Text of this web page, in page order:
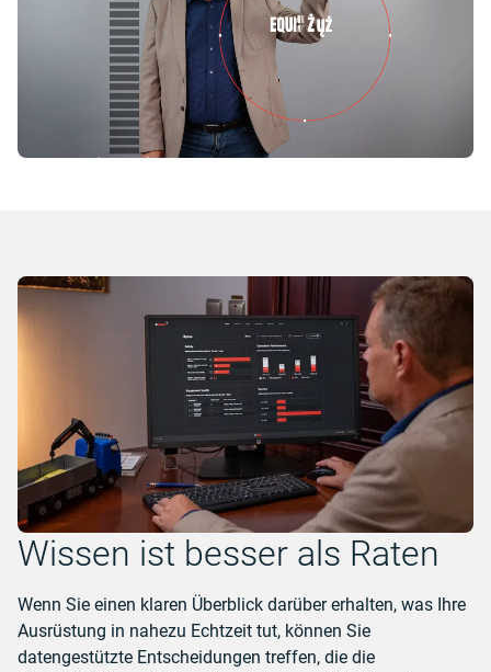
Wissen ist besser als Raten
Wenn Sie einen klaren Überblick darüber erhalten, was Ihre
Ausrüstung in nahezu Echtzeit tut, können Sie
datengestützte Entscheidungen treffen, die die